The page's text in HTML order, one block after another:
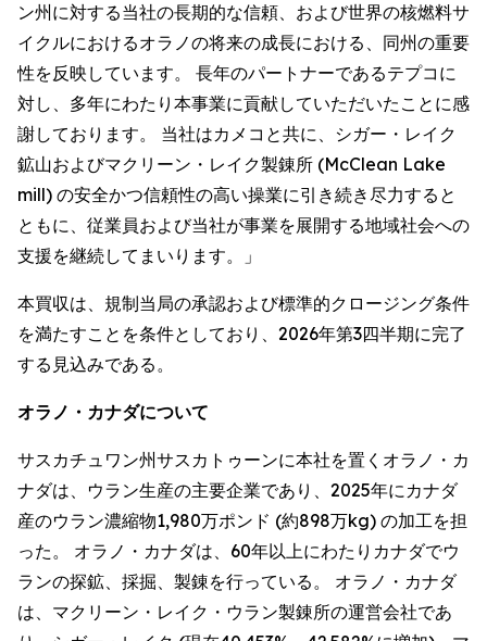
ン州に対する当社の長期的な信頼、および世界の核燃料サ
イクルにおけるオラノの将来の成長における、同州の重要
性を反映しています。 長年のパートナーであるテプコに
対し、多年にわたり本事業に貢献していただいたことに感
謝しております。 当社はカメコと共に、シガー・レイク
鉱山およびマクリーン・レイク製錬所 (McClean Lake
mill) の安全かつ信頼性の高い操業に引き続き尽力すると
ともに、従業員および当社が事業を展開する地域社会への
支援を継続してまいります。」
本買収は、規制当局の承認および標準的クロージング条件
を満たすことを条件としており、2026年第3四半期に完了
する見込みである。
オラノ・カナダについて
サスカチュワン州サスカトゥーンに本社を置くオラノ・カ
ナダは、ウラン生産の主要企業であり、2025年にカナダ
産のウラン濃縮物1,980万ポンド (約898万kg) の加工を担
った。 オラノ・カナダは、60年以上にわたりカナダでウ
ランの探鉱、採掘、製錬を行っている。 オラノ・カナダ
は、マクリーン・レイク・ウラン製錬所の運営会社であ